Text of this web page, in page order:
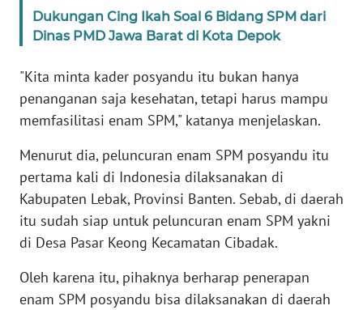
Dukungan Cing Ikah Soal 6 Bidang SPM dari
Dinas PMD Jawa Barat di Kota Depok
"Kita minta kader posyandu itu bukan hanya
penanganan saja kesehatan, tetapi harus mampu
memfasilitasi enam SPM," katanya menjelaskan.
Menurut dia, peluncuran enam SPM posyandu itu
pertama kali di Indonesia dilaksanakan di
Kabupaten Lebak, Provinsi Banten. Sebab, di daerah
itu sudah siap untuk peluncuran enam SPM yakni
di Desa Pasar Keong Kecamatan Cibadak.
Oleh karena itu, pihaknya berharap penerapan
enam SPM posyandu bisa dilaksanakan di daerah
WN
JAMBI
WN
NTB
WN
SULTENG